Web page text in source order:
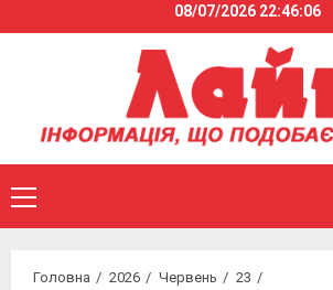
to
08/07/2026 22:46:06
Primary
Menu
Головна 2026 Червень
23